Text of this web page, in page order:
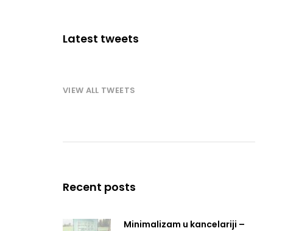
Latest tweets
VIEW ALL TWEETS
Recent posts
Minimalizam u kancelariji –